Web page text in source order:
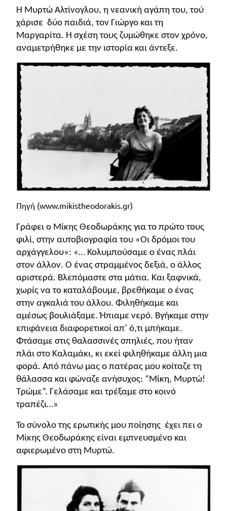
Μάθηση
Βιβλιοθήκη
του
εκπαιδευτικού
Πανελλήνιοι
Διαγωνισμοί
Επιτραπέζια
Παιχνίδια
Τάξη
Γ΄
Τάξη
το
λύκειο
Η Μυρτώ Αλτίνογλου, η νεανική αγάπη του, τού
χάρισε δύο παιδιά, τον Γιώργο και τη
Μαργαρίτα. Η σχέση τους ζυμώθηκε στον χρόνο,
αναμετρήθηκε με την ιστορία και άντεξε.
Πηγή (www. mikistheodorakis gr)
Γράφει ο Μίκης Θεοδωράκης για το πρώτο τους
φιλί, στην αυτοβιογραφία του «Οι δρόμοι του
αρχάγγελου»: «… Κολυμπούσαμε ο ένας πλάι
στον άλλον. Ο ένας στραμμένος δεξιά, ο άλλος
αριστερά. Βλεπόμαστε στα μάτια. Και ξαφνικά,
χωρίς να το καταλάβουμε, βρεθήκαμε ο ένας
στην αγκαλιά του άλλου. Φιληθήκαμε και
αμέσως βουλιάξαμε. Ήπιαμε νερό. Βγήκαμε στην
επιφάνεια διαφορετικοί απ’ ό,τι μπήκαμε.
Φτάσαμε στις θαλασσινές σπηλιές, που ήταν
πλάι στο Καλαμάκι, κι εκεί φιληθήκαμε άλλη μια
φορά. Από πάνω μας ο πατέρας μου κοίταζε τη
θάλασσα και φώναζε ανήσυχος: “Μίκη, Μυρτώ!
Τρώμε”. Γελάσαμε και τρέξαμε στο κοινό
τραπέζι…»
Το σύνολο της ερωτικής μου ποίησης έχει πει ο
Μίκης Θεοδωράκης είναι εμπνευσμένο και
αφιερωμένο στη Μυρτώ.